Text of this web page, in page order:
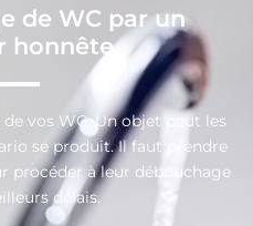
de WC par un
honnête
vos WC. Un objet peut les
se produit. Il faut prendre
procéder à leur débouchage
délais.